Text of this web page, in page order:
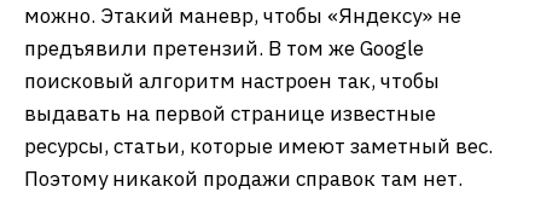
можно. Этакий маневр, чтобы «Яндексу» не
предъявили претензий. В том же Google
поисковый алгоритм настроен так, чтобы
выдавать на первой странице известные
ресурсы, статьи, которые имеют заметный вес.
Поэтому никакой продажи справок там нет.